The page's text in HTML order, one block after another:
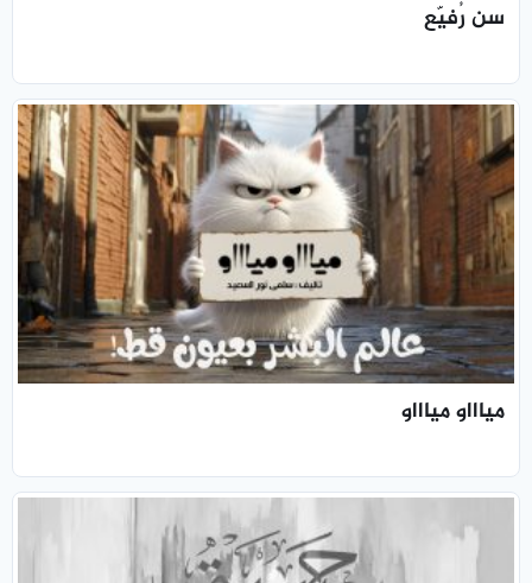
سن رُفيّع
مياااو مياااو